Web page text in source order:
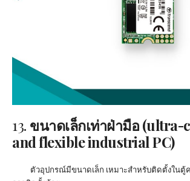
13. ขนาดเล็กเท่าฝ่ามือ(ultra-
and flexible industrial PC)
ตัวอุปกรณ์มีขนาดเล็ก เหมาะสำหรับติดตั้งในตู้